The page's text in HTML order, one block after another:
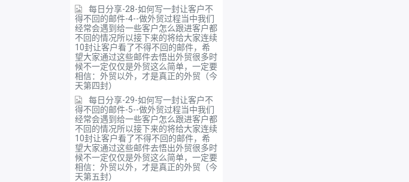
每日分享-28-如何写一封让客户不
得不回的邮件-4--做外贸过程当中我们
经常会遇到给一些客户怎么跟进客户都
不回的情况所以接下来的将给大家连续
10封让客户看了不得不回的邮件，希
望大家通过这些邮件去悟出外贸很多时
候不一定仅仅是外贸这么简单，一定要
相信：外贸以外，才是真正的外贸（今
天第四封）
每日分享-29-如何写一封让客户不
得不回的邮件-5--做外贸过程当中我们
经常会遇到给一些客户怎么跟进客户都
不回的情况所以接下来的将给大家连续
10封让客户看了不得不回的邮件，希
望大家通过这些邮件去悟出外贸很多时
候不一定仅仅是外贸这么简单，一定要
相信：外贸以外，才是真正的外贸（今
天第五封）